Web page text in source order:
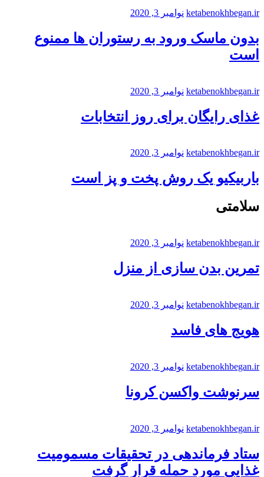
ketabenokhbegan.ir نوامبر 3, 2020
بدون ماسک ورود به رستوران ها ممنوع
است
ketabenokhbegan.ir نوامبر 3, 2020
غذای رایگان برای روز انتخابات
ketabenokhbegan.ir نوامبر 3, 2020
باربیکیو یک روش پخت و پز است
سلامتی
ketabenokhbegan.ir نوامبر 3, 2020
تمرین بدن سازی از منزل
ketabenokhbegan.ir نوامبر 3, 2020
هویج های فاسد
ketabenokhbegan.ir نوامبر 3, 2020
سرنوشت واکسن کرونا
ketabenokhbegan.ir نوامبر 3, 2020
ستاد فرماندهی در تحقیقات مسمومیت
غذایی مورد حمله قرار گرفت